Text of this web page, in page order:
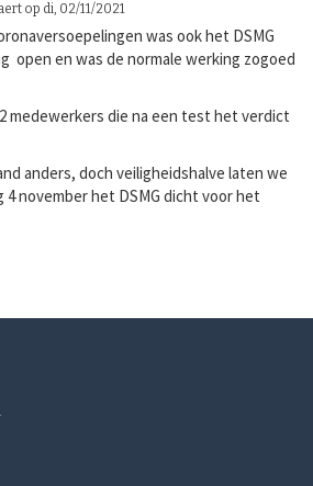
op di, 02/11/2021
was ook het DSMG
open en was de normale werking zogoed
medewerkers die na een test het verdict
anders, doch veiligheidshalve laten we
november het DSMG dicht voor het